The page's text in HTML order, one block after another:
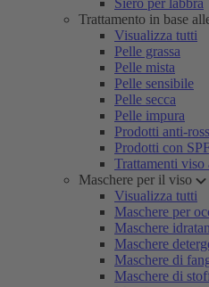
Siero per labbra
Trattamento in base
Visualizza tutti
Pelle grassa
Pelle mista
Pelle sensibile
Pelle secca
Pelle impura
Prodotti anti-
Prodotti con
Trattamenti viso
Maschere per il viso
Visualizza tutti
Maschere per
Maschere
Maschere
Maschere di
Maschere di